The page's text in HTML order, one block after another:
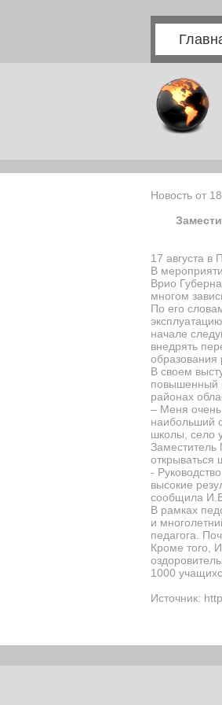
Новость от
17 августа в
В
Врио
многом
По его
начале
внедрять
образования
В своем
повышенный
районах
– Меня очень
наибольший
школы, село
Заместитель
открываться
-
высокие
сообщила
В рамках
и
педагога.
Кроме того,
1000
Источник: